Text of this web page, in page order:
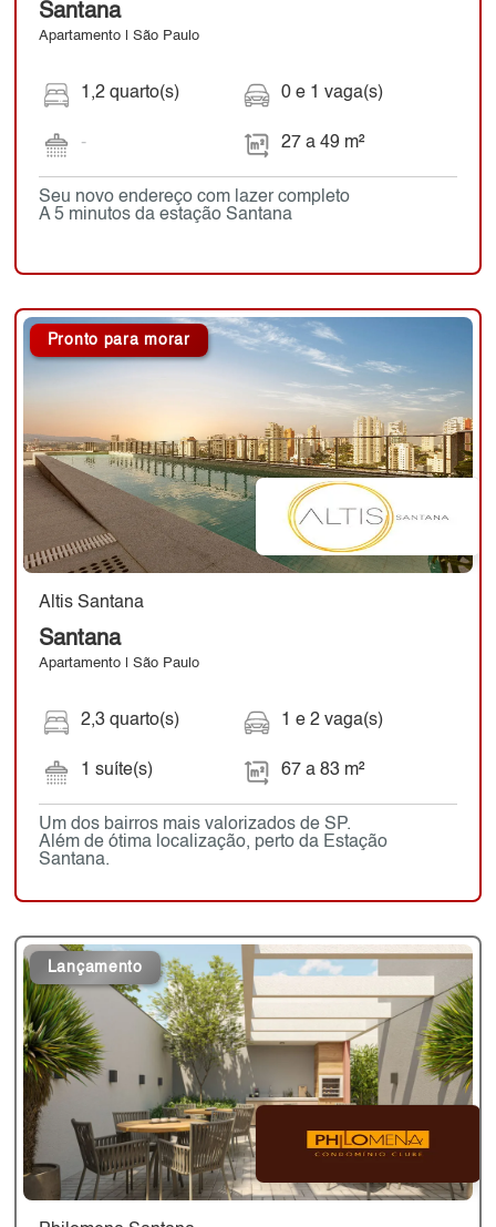
Santana
Apartamento | São Paulo
1,2 quarto(s)
-
0 e 1 vaga(s)
27 a 49 m²
Seu novo endereço com lazer completo
A 5 minutos da estação Santana
Pronto para morar
Altis Santana
Santana
Apartamento | São Paulo
2,3 quarto(s)
1 suíte(s)
1 e 2 vaga(s)
67 a 83 m²
Um dos bairros mais valorizados de SP.
Além de ótima localização, perto da Estação
Santana.
Lançamento